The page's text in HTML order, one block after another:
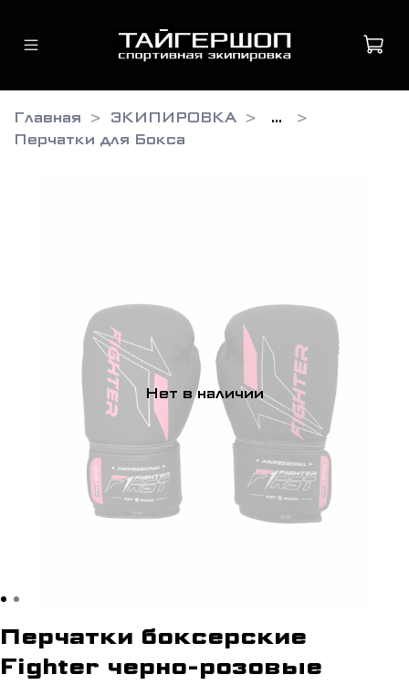
Главная ЭКИПИРОВКА
...
Перчатки для Бокса
Нет в наличии
Перчатки боксерские
Fighter черно-розовые